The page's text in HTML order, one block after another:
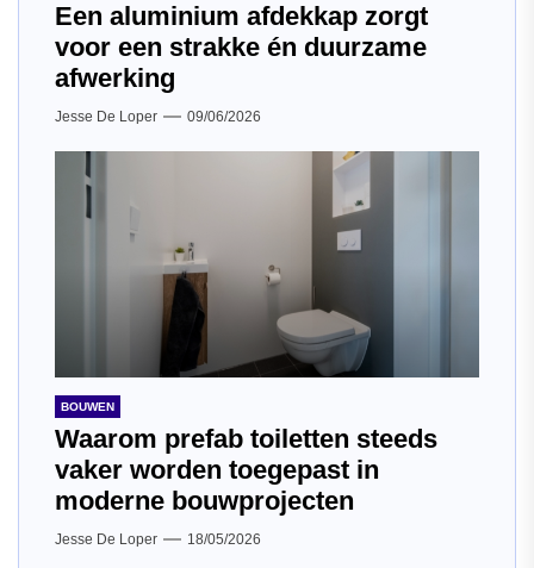
Een aluminium afdekkap zorgt
voor een strakke én duurzame
afwerking
Jesse De Loper 09/06/2026
BOUWEN
Waarom prefab toiletten steeds
vaker worden toegepast in
moderne bouwprojecten
Jesse De Loper 18/05/2026